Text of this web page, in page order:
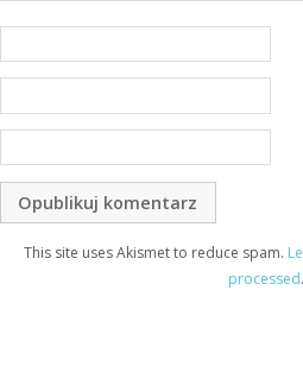
This site uses Akismet to reduce spam.
processed.